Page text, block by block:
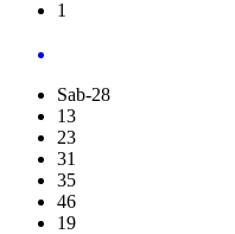
1
Sab-28
13
23
31
35
46
19